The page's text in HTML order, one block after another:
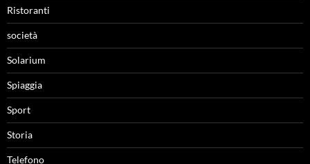
Ristoranti
società
Solarium
Spiaggia
Sport
Storia
Telefono